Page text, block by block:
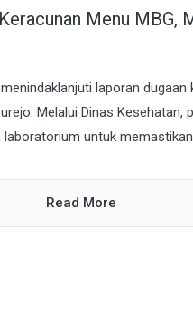
Menu MBG,
laporan
Melalui Dinas Kesehatan,
untuk memastikan
Read More